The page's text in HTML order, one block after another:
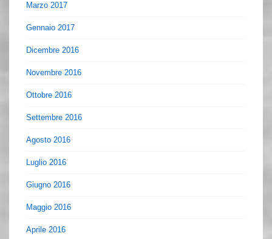
Marzo 2017
Gennaio 2017
Dicembre 2016
Novembre 2016
Ottobre 2016
Settembre 2016
Agosto 2016
Luglio 2016
Giugno 2016
Maggio 2016
Aprile 2016